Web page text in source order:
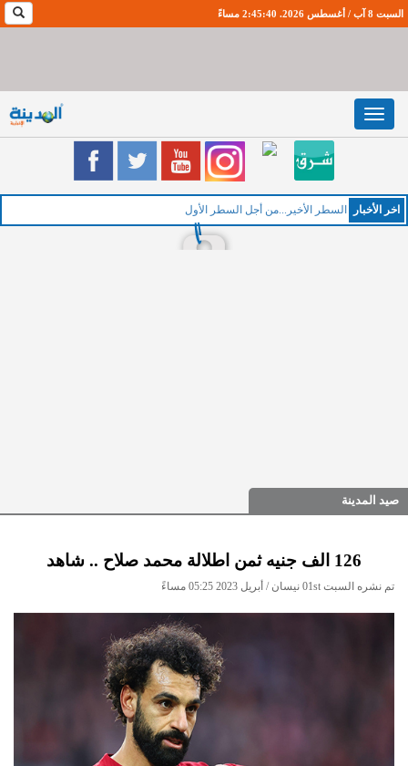
السبت 8 آب / أغسطس 2026. 2:45:41 مساءً
Toggle
navigation
اخر اﻷخبار ال
صيد المدينة
126 الف جنيه ثمن اطلالة محمد صلاح .. شاهد
تم نشره السبت 01st نيسان / أبريل 2023 05:25 مساءً